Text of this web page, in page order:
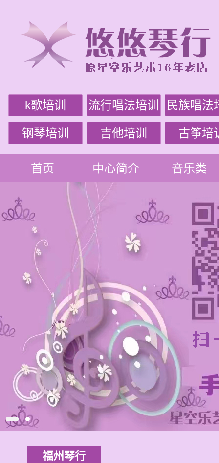
k歌培训 流行唱法培训 民族唱法
钢琴培训 吉他培训 古筝培
首页 中心简介 音乐类
福州琴行